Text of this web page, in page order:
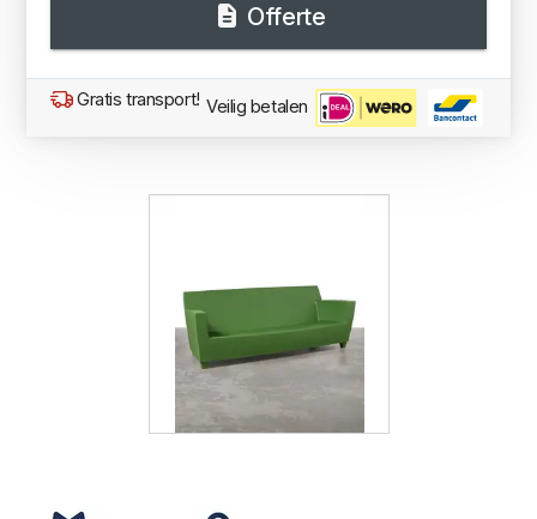
Offerte
Gratis transport! Veilig betalen